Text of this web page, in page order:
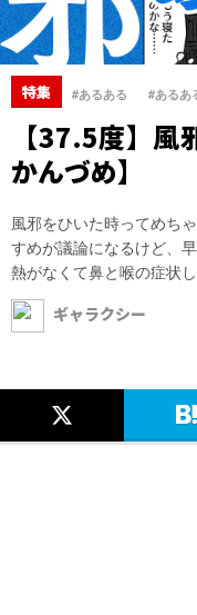
特集 #あるある #あるあ
【37.5度】
かんづめ】
風邪をひいた時ってめち
すめが議論になるけど、
熱がなくて鼻と喉の症状
ギャラクシー